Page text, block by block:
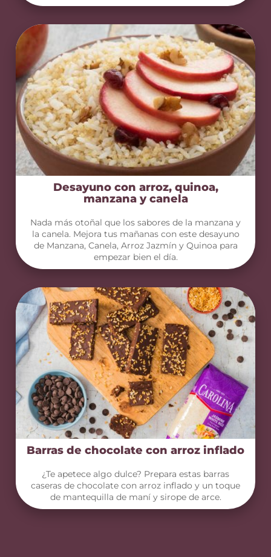
Desayuno con arroz, quinoa,
manzana y canela
Nada más otoñal que los sabores de la manzana y
la canela. Mejora tus mañanas con este desayuno
de Manzana, Canela, Arroz Jazmín y Quinoa para
empezar bien el día.
Barras de chocolate con arroz inflado
¿Te apetece algo dulce? Prepara estas barras
caseras de chocolate con arroz inflado y un toque
de mantequilla de maní y sirope de arce.